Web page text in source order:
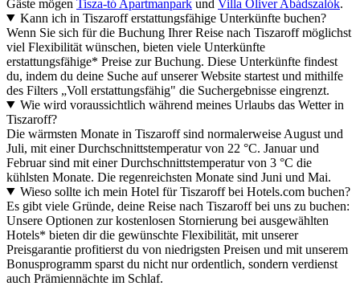
Gäste mögen Tisza-tó Apartmanpark und Villa Oliver Abádszalók.
Kann ich in Tiszaroff erstattungsfähige Unterkünfte buchen?
Wenn Sie sich für die Buchung Ihrer Reise nach Tiszaroff möglichst
viel Flexibilität wünschen, bieten viele Unterkünfte
erstattungsfähige* Preise zur Buchung. Diese Unterkünfte findest
du, indem du deine Suche auf unserer Website startest und mithilfe
des Filters „Voll erstattungsfähig" die Suchergebnisse eingrenzt.
Wie wird voraussichtlich während meines Urlaubs das Wetter in
Tiszaroff?
Die wärmsten Monate in Tiszaroff sind normalerweise August und
Juli, mit einer Durchschnittstemperatur von 22 °C. Januar und
Februar sind mit einer Durchschnittstemperatur von 3 °C die
kühlsten Monate. Die regenreichsten Monate sind Juni und Mai.
Wieso sollte ich mein Hotel für Tiszaroff bei Hotels.com buchen?
Es gibt viele Gründe, deine Reise nach Tiszaroff bei uns zu buchen:
Unsere Optionen zur kostenlosen Stornierung bei ausgewählten
Hotels* bieten dir die gewünschte Flexibilität, mit unserer
Preisgarantie profitierst du von niedrigsten Preisen und mit unserem
Bonusprogramm sparst du nicht nur ordentlich, sondern verdienst
auch Prämiennächte im Schlaf.